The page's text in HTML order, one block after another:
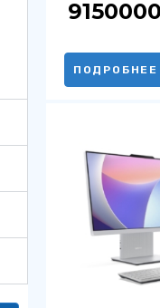
9150000
ПОДРОБНЕЕ